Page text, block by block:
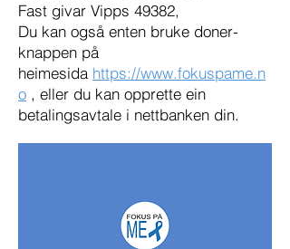
Fast givar Vipps 49382,
Du kan også enten bruke doner-
knappen på
heimesida https://www.fokuspame.n
o , eller du kan opprette ein
betalingsavtale i nettbanken din.